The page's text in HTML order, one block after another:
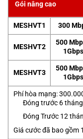
Gói nâng cao
MESHVT1
300
MESHVT2
500
1Gbps
MESHVT3
500
1Gbps
Phí hòa mạng:
Đóng trước 6
Đóng Trước 12
Giá cước đã bao gồm